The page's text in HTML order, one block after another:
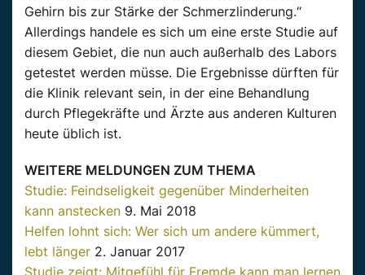
Gehirn bis zur Stärke der Schmerzlinderung.“
Allerdings handele es sich um eine erste Studie auf
diesem Gebiet, die nun auch außerhalb des Labors
getestet werden müsse. Die Ergebnisse dürften für
die Klinik relevant sein, in der eine Behandlung
durch Pflegekräfte und Ärzte aus anderen Kulturen
heute üblich ist.
WEITERE MELDUNGEN ZUM THEMA
Studie: Feindseligkeit gegenüber Minderheiten
kann anstecken 9. Mai 2018
Helfen lohnt sich: Wer sich um andere kümmert,
lebt länger 2. Januar 2017
Studie zeigt: Mitgefühl für Fremde kann man lernen